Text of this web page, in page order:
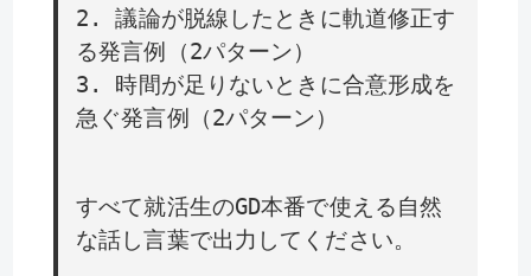
2. 議論が脱線したときに軌道修正す
る発言例（2パターン）
3. 時間が足りないときに合意形成を
急ぐ発言例（2パターン）
すべて就活生のGD本番で使える自然
な話し言葉で出力してください。